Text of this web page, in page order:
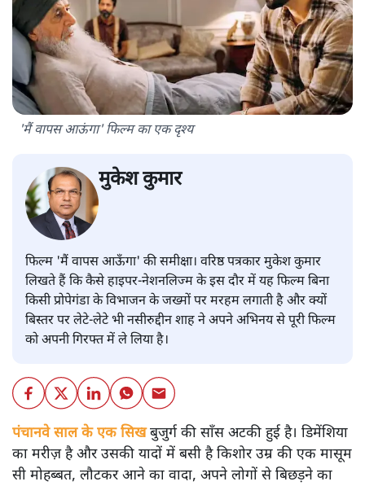
'मैं वापस आऊंगा' फिल्म का एक दृश्य
मुकेश कुमार
फिल्म 'मैं वापस आऊँगा' की समीक्षा। वरिष्ठ पत्रकार मुकेश कुमार
लिखते हैं कि कैसे हाइपर-नेशनलिज्म के इस दौर में यह फिल्म बिना
किसी प्रोपेगंडा के विभाजन के जख्मों पर मरहम लगाती है और क्यों
बिस्तर पर लेटे-लेटे भी नसीरुद्दीन शाह ने अपने अभिनय से पूरी फिल्म
को अपनी गिरफ्त में ले लिया है।
पंचानवे साल के एक सिखबुजुर्ग की साँस अटकी हुई है। डिमेंशिया
का मरीज़ है और उसकी यादों में बसी है किशोर उम्र की एक मासूम
सी मोहब्बत, लौटकर आने का वादा, अपने लोगों से बिछड़ने का